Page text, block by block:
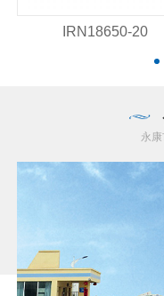
IRN18650-20
永